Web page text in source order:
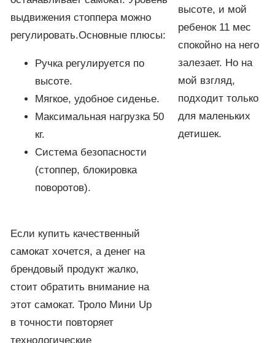
выдвижения стоппера можно
регулировать.Основные плюсы:
Ручка регулируется по
высоте.
Мягкое, удобное сиденье.
Максимальная нагрузка 50
кг.
Система безопасности
(стоппер, блокировка
поворотов).
высоте, и мой
ребенок 11 мес
спокойно на него
залезает. Но на
мой взгляд,
подходит только
для маленьких
детишек.
Если купить качественный
самокат хочется, а денег на
брендовый продукт жалко,
стоит обратить внимание на
этот самокат. Троло Мини Up
в точности повторяет
технологические